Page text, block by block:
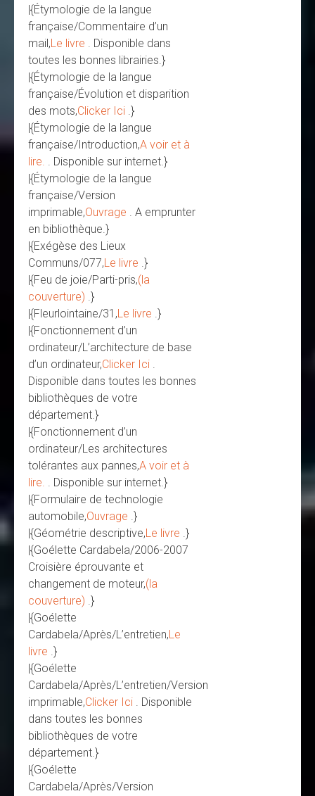
|{Étymologie de la langue
française/Commentaire d’un
mail,Le livre . Disponible dans
toutes les bonnes librairies.}
|{Étymologie de la langue
française/Évolution et disparition
des mots,Clicker Ici .}
|{Étymologie de la langue
française/Introduction,A voir et à
lire. . Disponible sur internet.}
|{Étymologie de la langue
française/Version
imprimable,Ouvrage . A emprunter
en bibliothèque.}
|{Exégèse des Lieux
Communs/077,Le livre .}
|{Feu de joie/Parti-pris,(la
couverture) .}
|{Fleurlointaine/31,Le livre .}
|{Fonctionnement d’un
ordinateur/L’architecture de base
d’un ordinateur,Clicker Ici .
Disponible dans toutes les bonnes
bibliothèques de votre
département.}
|{Fonctionnement d’un
ordinateur/Les architectures
tolérantes aux pannes,A voir et à
lire. . Disponible sur internet.}
|{Formulaire de technologie
automobile,Ouvrage .}
|{Géométrie descriptive,Le livre .}
|{Goélette Cardabela/2006-2007
Croisière éprouvante et
changement de moteur,(la
couverture) .}
|{Goélette
Cardabela/Après/L’entretien,Le
livre .}
|{Goélette
Cardabela/Après/L’entretien/Version
imprimable,Clicker Ici . Disponible
dans toutes les bonnes
bibliothèques de votre
département.}
|{Goélette
Cardabela/Après/Version